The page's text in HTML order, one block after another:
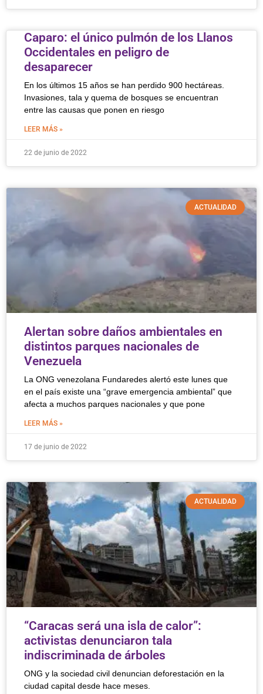
Caparo: el único pulmón de los Llanos
Occidentales en peligro de
desaparecer
En los últimos 15 años se han perdido 900 hectáreas.
Invasiones, tala y quema de bosques se encuentran
entre las causas que ponen en riesgo
LEER MÁS »
22 de junio de 2022
ACTUALIDAD
Alertan sobre daños ambientales en
distintos parques nacionales de
Venezuela
La ONG venezolana Fundaredes alertó este lunes que
en el país existe una “grave emergencia ambiental” que
afecta a muchos parques nacionales y que pone
LEER MÁS »
17 de junio de 2022
ACTUALIDAD
“Caracas será una isla de calor”:
activistas denunciaron tala
indiscriminada de árboles
ONG y la sociedad civil denuncian deforestación en la
ciudad capital desde hace meses.